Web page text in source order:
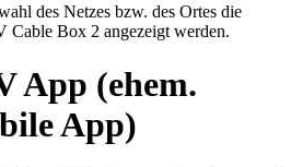
des Netzes bzw. des Ortes die
Cable Box 2 angezeigt werden.
App (ehem.
App)